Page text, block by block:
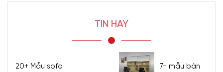
TIN HAY
20+ Mẫu sofa
7+ mẫu bàn